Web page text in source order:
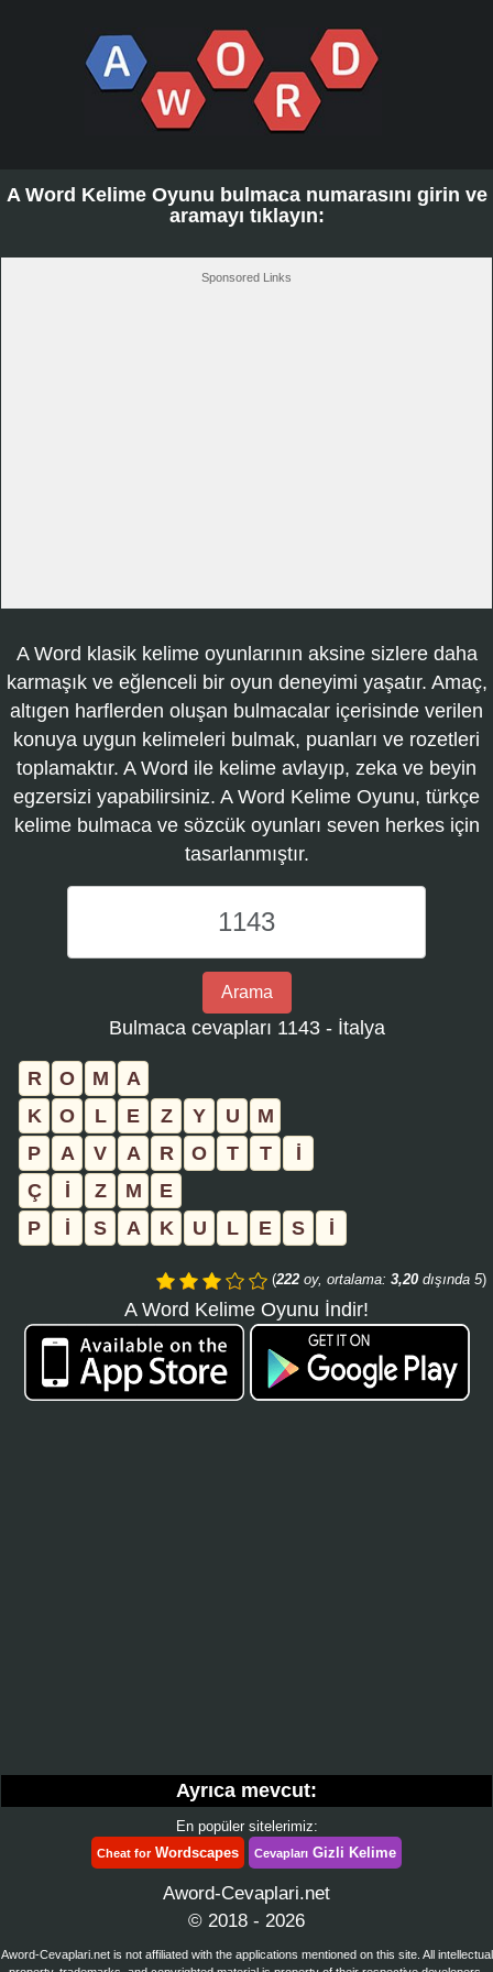
A Word Kelime Oyunu bulmaca numarasını girin ve
aramayı tıklayın:
Sponsored Links
A Word klasik kelime oyunlarının aksine sizlere daha
karmaşık ve eğlenceli bir oyun deneyimi yaşatır. Amaç,
altıgen harflerden oluşan bulmacalar içerisinde verilen
konuya uygun kelimeleri bulmak, puanları ve rozetleri
toplamaktır. A Word ile kelime avlayıp, zeka ve beyin
egzersizi yapabilirsiniz. A Word Kelime Oyunu, türkçe
kelime bulmaca ve sözcük oyunları seven herkes için
tasarlanmıştır.
Word
Kelime
Oyunu
bulmaca
ve
aramayı
tıklayın:
Arama
Bulmaca cevapları 1143 - İtalya
R O M
A
K
O L E Z Y U
M
P
A V A R O T T
İ
Ç
İ Z M
E
P
İ S A K U L E S İ
(222 oy, ortalama: 3,20 dışında 5)
A Word Kelime Oyunu İndir!
Ayrıca mevcut:
En popüler sitelerimiz:
Cheat forWordscapes Cevapları Gizli Kelime
Aword-Cevaplari.net
© 2018 - 2026
Aword-Cevaplari.net is not affiliated with the applications mentioned on this site. All intellectual